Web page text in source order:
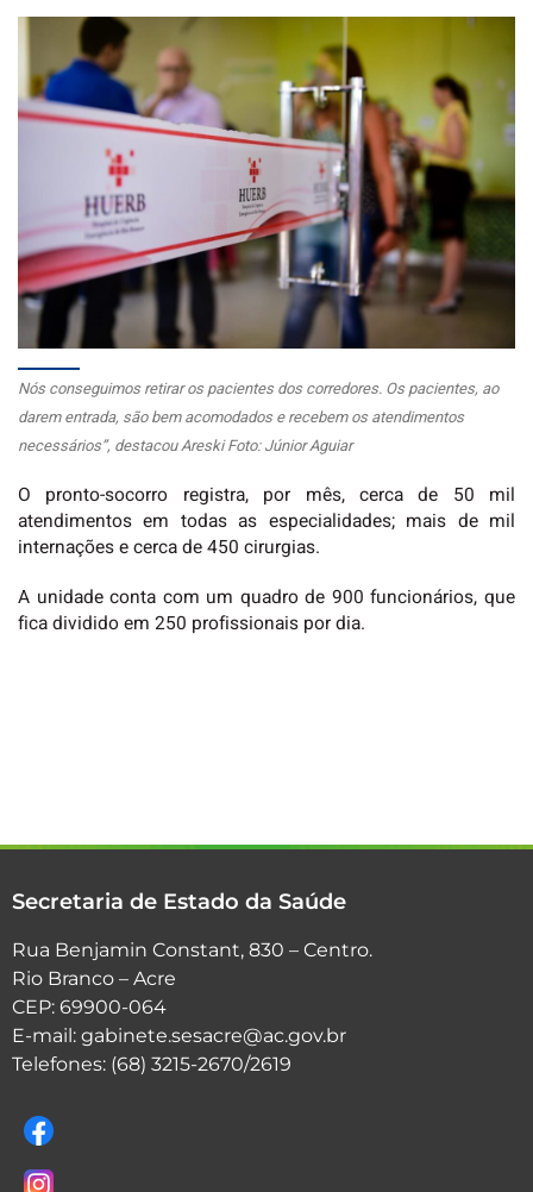
Nós conseguimos retirar os pacientes dos corredores. Os pacientes, ao
darem entrada, são bem acomodados e recebem os atendimentos
necessários”, destacou Areski Foto: Júnior Aguiar
O pronto-socorro registra, por mês, cerca de 50 mil
atendimentos em todas as especialidades; mais de mil
internações e cerca de 450 cirurgias.
A unidade conta com um quadro de 900 funcionários, que
fica dividido em 250 profissionais por dia.
Secretaria de Estado da Saúde
Rua Benjamin Constant, 830 – Centro.
Rio Branco – Acre
CEP: 69900-064
E-mail: gabinete.sesacre@ac.gov.br
Telefones: (68) 3215-2670/2619